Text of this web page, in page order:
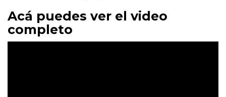
Acá puedes ver el video
completo